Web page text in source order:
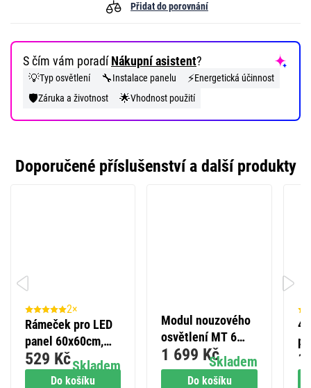
Přidat do porovnání
S čím vám poradíNákupní asistent?
💡Typ osvětlení 🔧Instalace panelu ⚡Energetická účinnost
🛡️Záruka a životnost 🌟Vhodnost použití
Doporučené příslušenství a další produkty
Do košíku
2×
Rámeček pro LED
panel 60x60cm,
bezšroubovýSkladem
529 Kč
Do košíku
Modul nouzového
osvětlení MT 6
W/1 h
Skladem
1 699 Kč
4